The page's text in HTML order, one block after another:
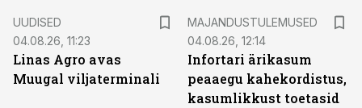
UUDISED
04.08.26, 11:23
Linas Agro avas
Muugal viljaterminali
MAJANDUSTULEMUSED
04.08.26, 12:14
Infortari ärikasum
peaaegu kahekordistus,
kasumlikkust toetasid